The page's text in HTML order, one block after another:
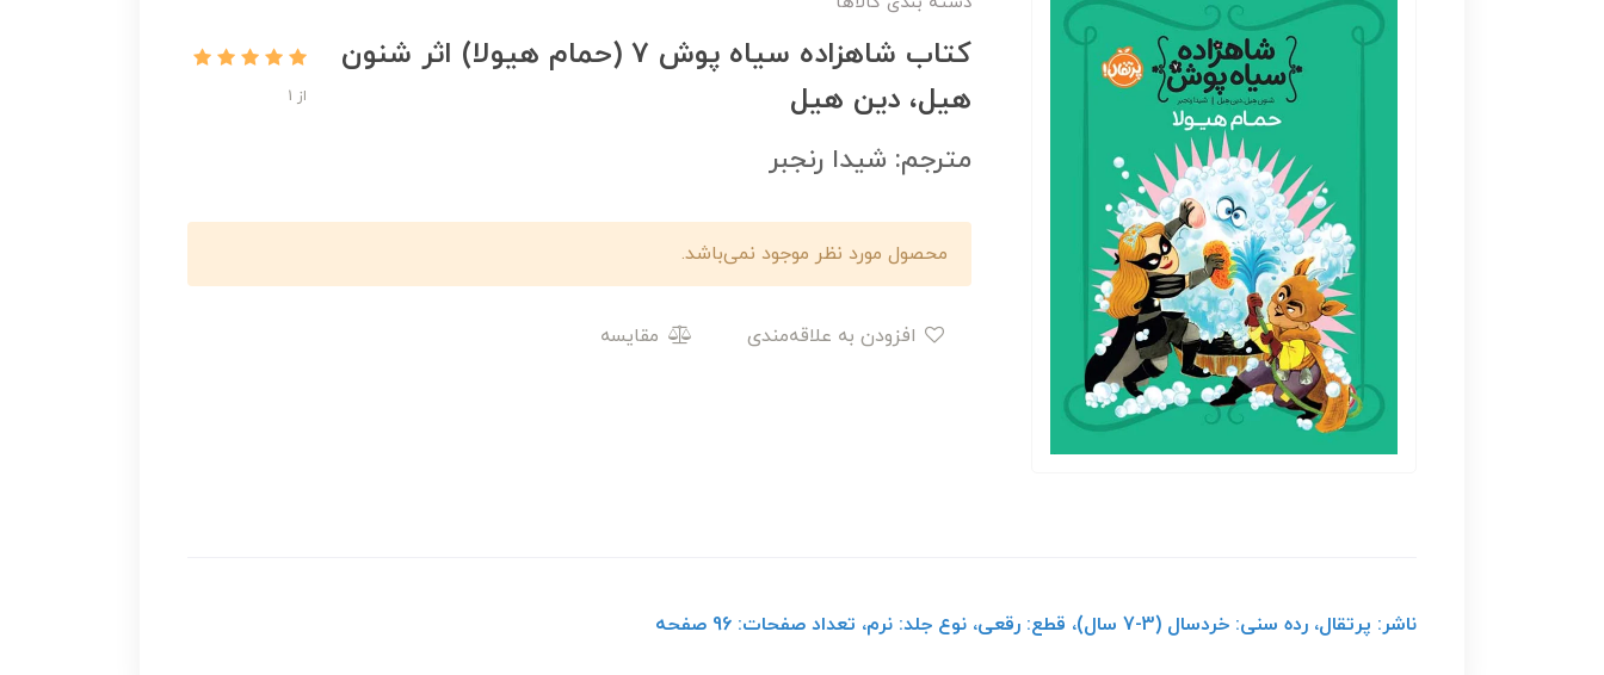
کتاب شاهزاده سیاه پوش 7 (حمام هیولا) اثر شنون
هیل، دین هیل
از 1
مترجم: شیدا رنجبر
محصول مورد نظر موجود نمی‌باشد.
مقایسه
ناشر: پرتقال، رده سنی: خردسال (3-7 سال)، قطع: رقعی، نوع جلد: نرم، تعداد صفحات: 96 صفحه